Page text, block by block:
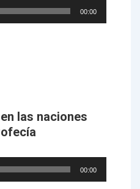
00:00
las naciones
00:00